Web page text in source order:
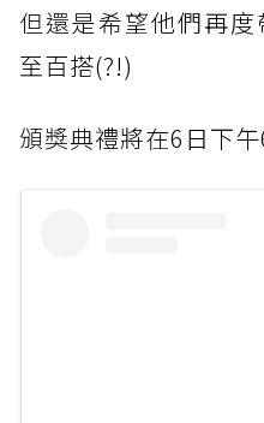
但還是希望他們再
至百搭(?!)
頒獎典禮將在6日下